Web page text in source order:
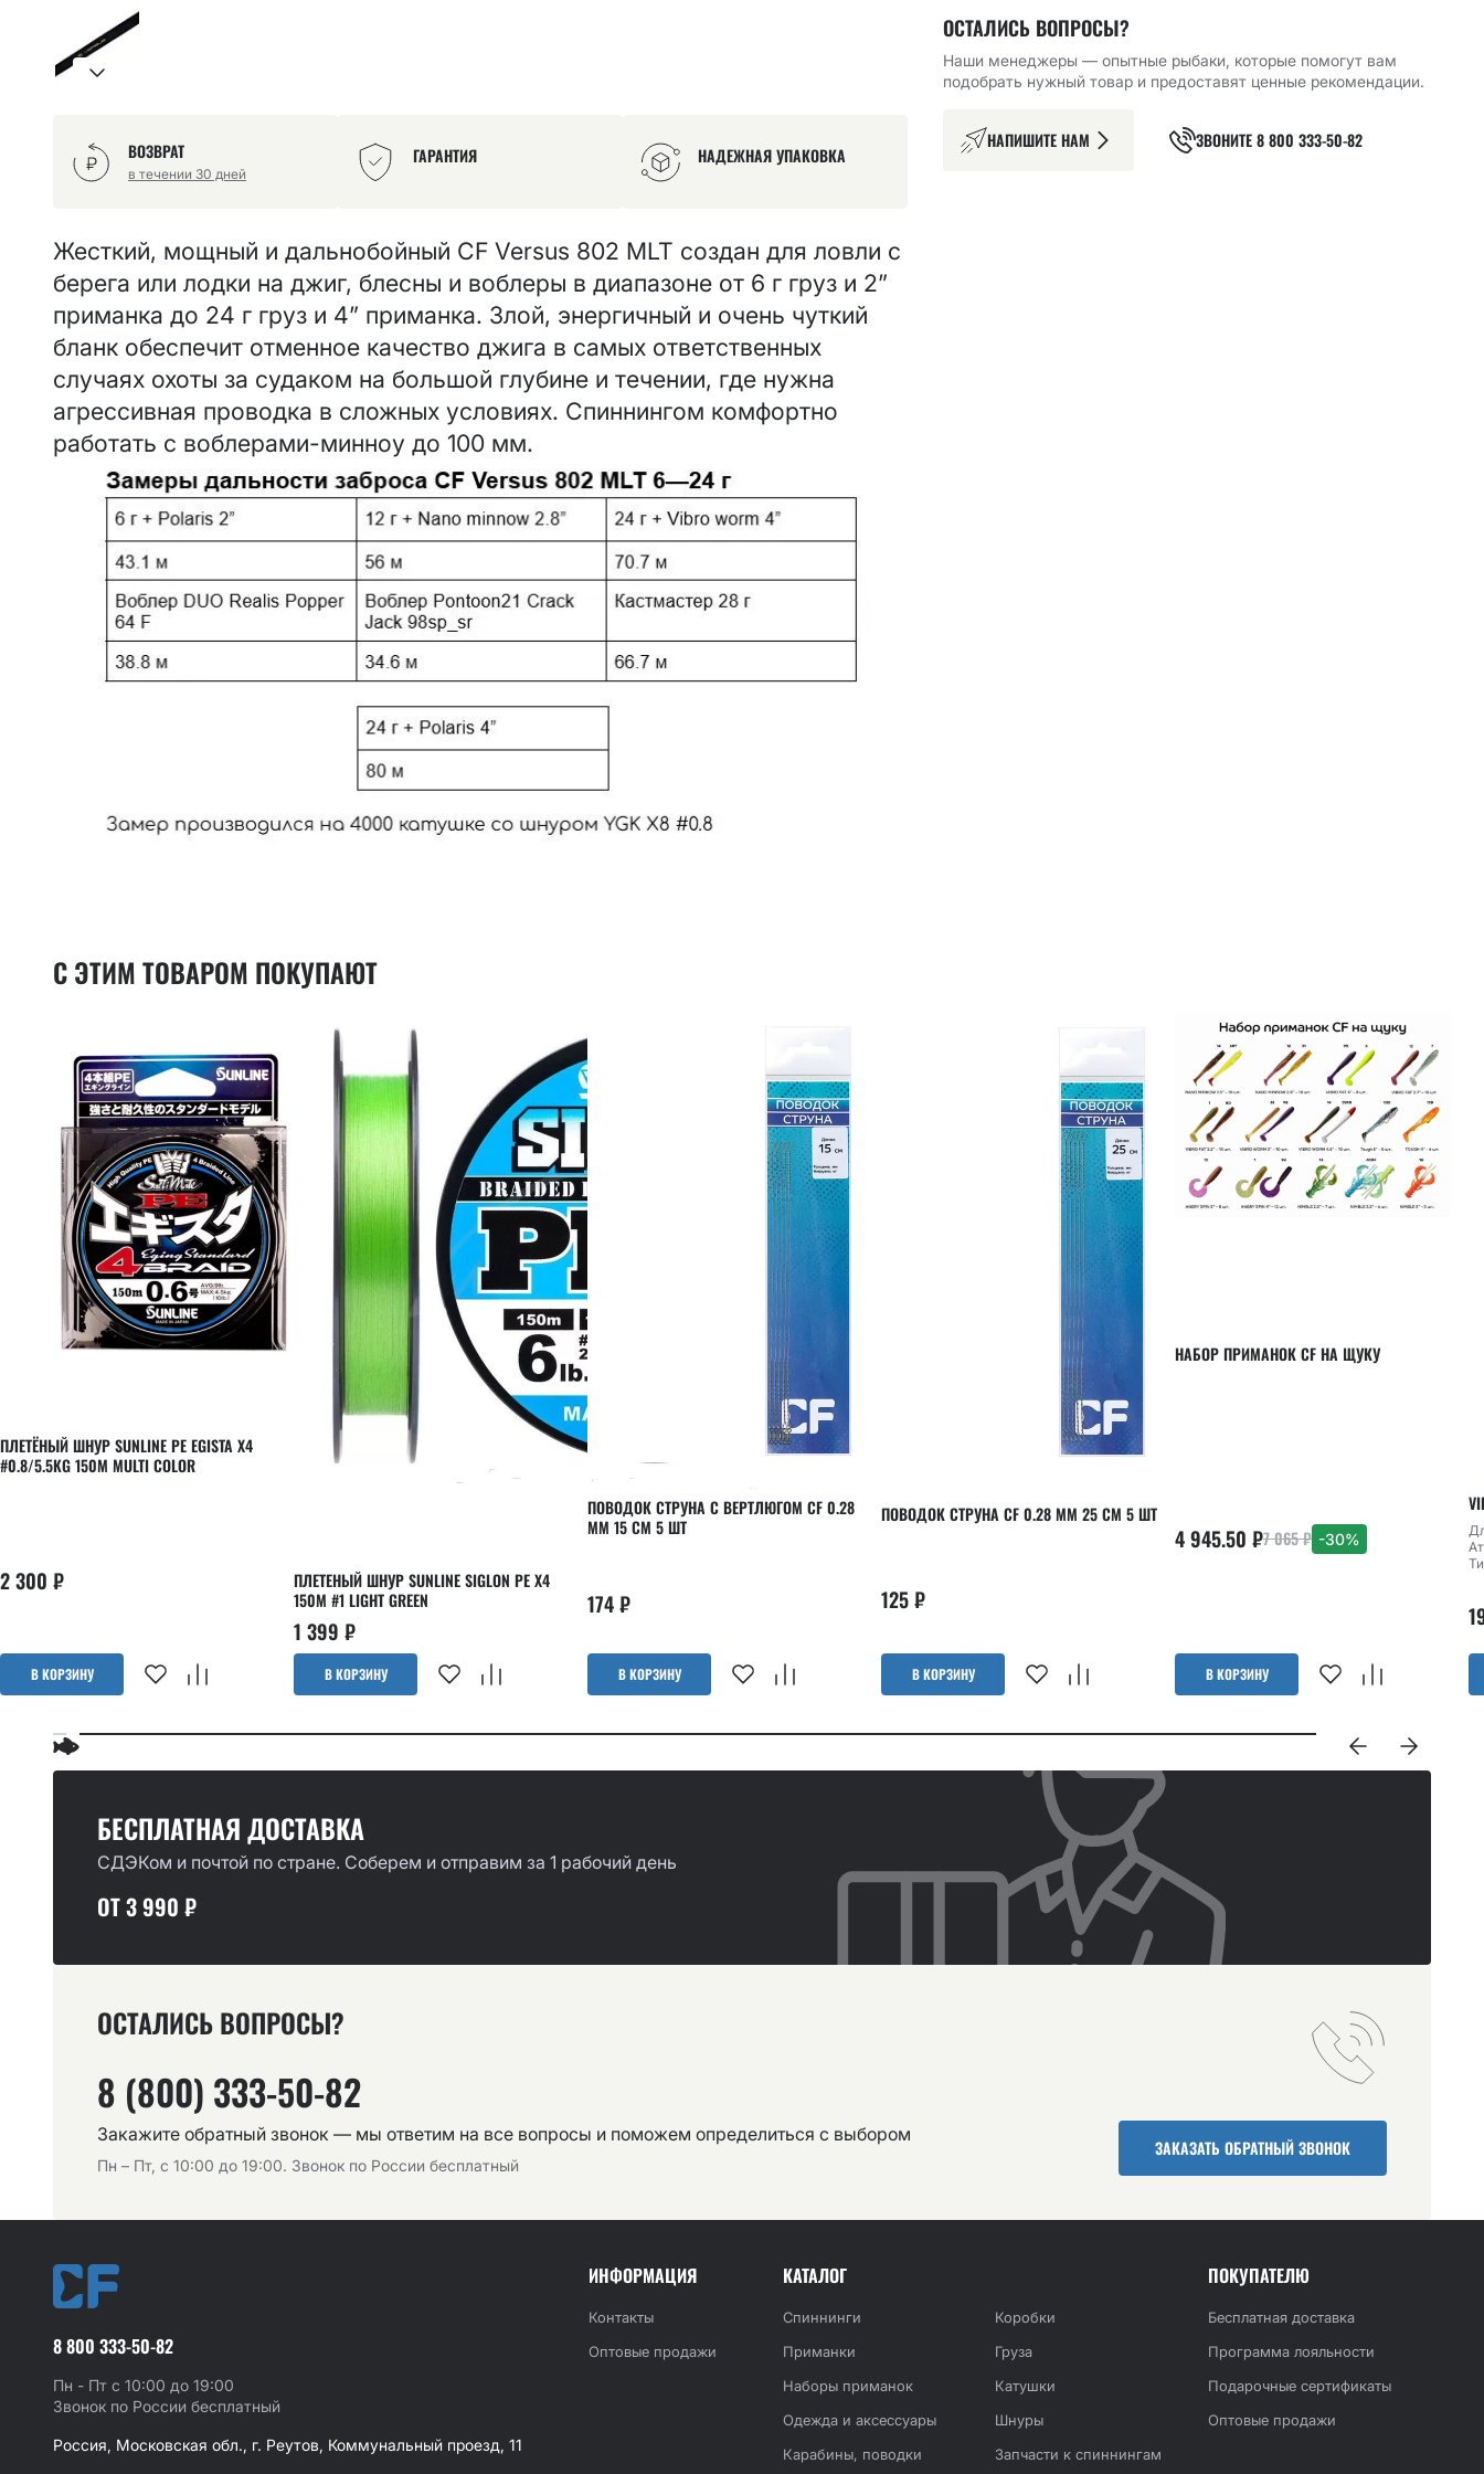
Scalp minnow
Vibro fat
EBISU
INSPIRE
Nano
Optimus
Versus
ОСТАЛИСЬ ВОПРОСЫ?
Наши менеджеры — опытные рыбаки, которые помогут вам
подобрать нужный товар и предоставят ценные рекомендации.
НАПИШИТЕ НАМ ЗВОНИТЕ8 800 333-50-82
ВОЗВРАТ
в течении 30 дней
ГАРАНТИЯ НАДЕЖНАЯ УПАКОВКА
Жесткий, мощный и дальнобойный CF Versus 802 MLT создан для ловли с
берега или лодки на джиг, блесны и воблеры в диапазоне от 6 г груз и 2”
приманка до 24 г груз и 4” приманка. Злой, энергичный и очень чуткий
бланк обеспечит отменное качество джига в самых ответственных
случаях охоты за судаком на большой глубине и течении, где нужна
агрессивная проводка в сложных условиях. Спиннингом комфортно
работать с воблерами-минноу до 100 мм.
С ЭТИМ ТОВАРОМ ПОКУПАЮТ
ПЛЕТЁНЫЙ ШНУР SUNLINE PE EGISTA X4
#0.8/5.5KG 150M MULTI COLOR
2 300 ₽
В КОРЗИНУ
ПЛЕТЕНЫЙ ШНУР SUNLINE SIGLON PE X4
150М #1 LIGHT GREEN
1 399 ₽
В КОРЗИНУ
ПОВОДОК СТРУНА С ВЕРТЛЮГОМ CF 0.28
ММ 15 СМ 5 ШТ
174₽
В КОРЗИНУ
ПОВОДОК СТРУНА CF 0.28 ММ 25 СМ 5 ШТ
125₽
В КОРЗИНУ
НАБОР ПРИМАНОК CF НА ЩУКУ
4 945.50 ₽7 065₽ -30%
В КОРЗИНУ
БЕСПЛАТНАЯ ДОСТАВКА
СДЭКом и почтой по стране. Соберем и отправим за 1 рабочий день
ОТ 3 990 ₽
ОСТАЛИСЬ ВОПРОСЫ?
8 (800) 333-50-82
Закажите обратный звонок — мы ответим на все вопросы и поможем определиться с выбором
Пн – Пт, с 10:00 до 19:00. Звонок по России бесплатный
ЗАКАЗАТЬ ОБРАТНЫЙ ЗВОНОК
8 800 333-50-82
Пн - Пт с 10:00 до 19:00
Звонок по России бесплатный
Россия, Московская обл., г. Реутов, Коммунальный проезд, 11
ИНФОРМАЦИЯ
Контакты
Оптовые продажи
КАТАЛОГ
Спиннинги
Коробки
Приманки
Груза
Наборы приманок
Катушки
Одежда и аксессуары
Шнуры
Карабины, поводки
Запчасти к спиннингам
ПОКУПАТЕЛЮ
Бесплатная доставка
Программа лояльности
Подарочные сертификаты
Оптовые продажи